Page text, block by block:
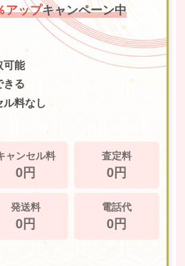
アップキャンペーン中
可能
きる
料なし
ャンセル料
0円
査定料
0円
発送料
0円
電話代
0円